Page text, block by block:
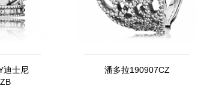
迪士尼
潘多拉190907CZ